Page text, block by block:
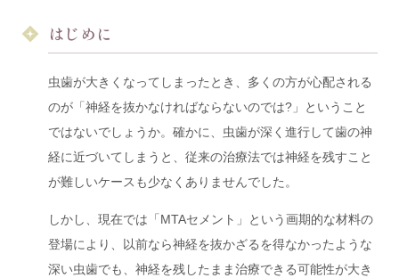
はじめに
虫歯が大きくなってしまったとき、多くの方が心配される
のが「神経を抜かなければならないのでは?」ということ
ではないでしょうか。確かに、虫歯が深く進行して歯の神
経に近づいてしまうと、従来の治療法では神経を残すこと
が難しいケースも少なくありませんでした。
しかし、現在では「MTAセメント」という画期的な材料の
登場により、以前なら神経を抜かざるを得なかったような
深い虫歯でも、神経を残したまま治療できる可能性が大き